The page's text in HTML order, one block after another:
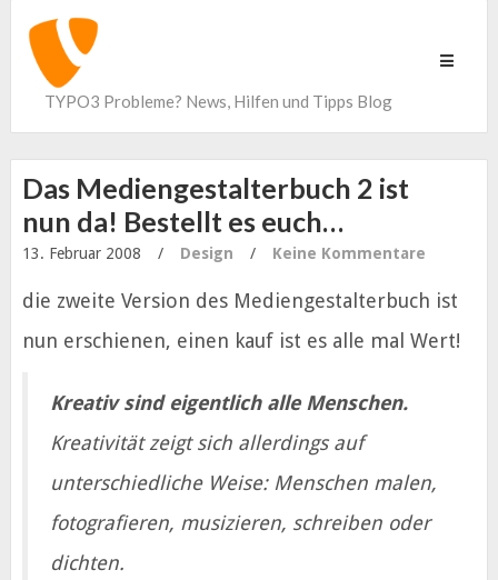
Toggle
TYPO3 Probleme? News, Hilfen und Tipps Blog
Das Mediengestalterbuch 2 ist
nun da! Bestellt es euch…
13. Februar 2008 / Design / Keine Kommentare
die zweite Version des Mediengestalterbuch ist
nun erschienen, einen kauf ist es alle mal Wert!
Kreativ sind eigentlich alle Menschen.
Kreativität zeigt sich allerdings auf
unterschiedliche Weise: Menschen malen,
fotografieren, musizieren, schreiben oder
dichten.